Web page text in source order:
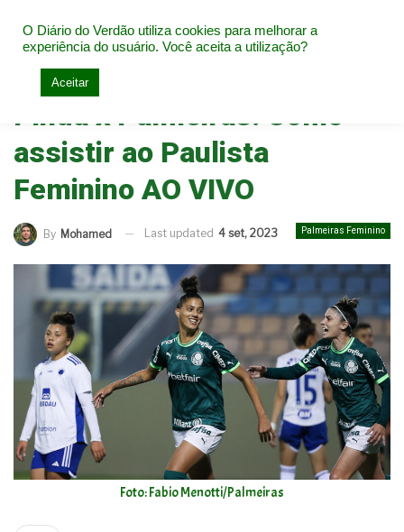
Home Palmeiras Feminino
Pinda x Palmeiras: Como
assistir ao Paulista
Feminino AO VIVO
Palmeiras Feminino
By Mohamed Last updated 4 set, 2023
Foto: Fabio Menotti/Palmeiras
O Diário do Verdão utiliza cookies para melhorar a
experiência do usuário. Você aceita a utilização?
Aceitar